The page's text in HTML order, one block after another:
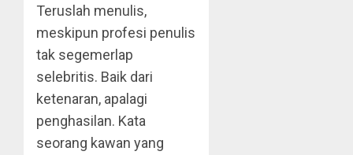
Teruslah menulis,
meskipun profesi penulis
tak segemerlap
selebritis. Baik dari
ketenaran, apalagi
penghasilan. Kata
seorang kawan yang